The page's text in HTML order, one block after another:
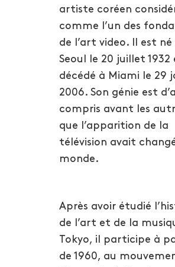
artiste coréen
comme l’un des
de l’art video. Il est né
Seoul le 20 juillet 1932
décédé à Miami le 29
2006. Son génie est
compris avant les
que l’apparition de la
télévision avait
monde.
Après avoir étudié
de l’art et de la
Tokyo, il participe à
de 1960, au